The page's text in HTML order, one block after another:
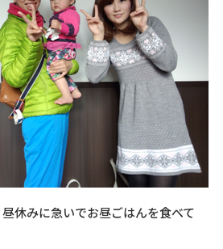
休みに急いでお昼ごはんを食べて